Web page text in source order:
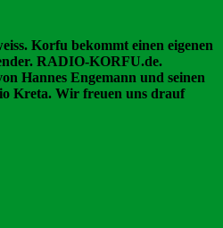
Korfu bekommt einen eigenen
RADIO-KORFU.de.
Hannes Engemann und seinen
Kreta. Wir freuen uns drauf